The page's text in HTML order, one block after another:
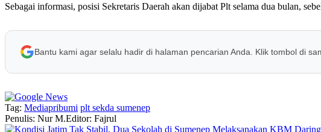
Sebagai informasi, posisi Sekretaris Daerah akan dijabat Plt selama dua bulan,
Bantu kami agar selalu hadir di halaman pencarian Anda. Klik tombol di
Tag: Mediapribumi plt sekda sumenep
Penulis: Nur M.Editor: Fajrul